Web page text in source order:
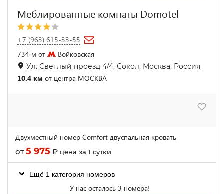
Меблированные комнаты Domotel
+7 (963) 615-33-55
734 м от
Войковская
Ул. Светлый проезд 4/4, Сокол, Москва, Россия
10.4 км от центра МОСКВА
Двухместный номер Comfort двуспальная кровать
от5 975 ₽ цена за 1 сутки
Ещё 1 категория номеров
У нас осталось 3 номера!